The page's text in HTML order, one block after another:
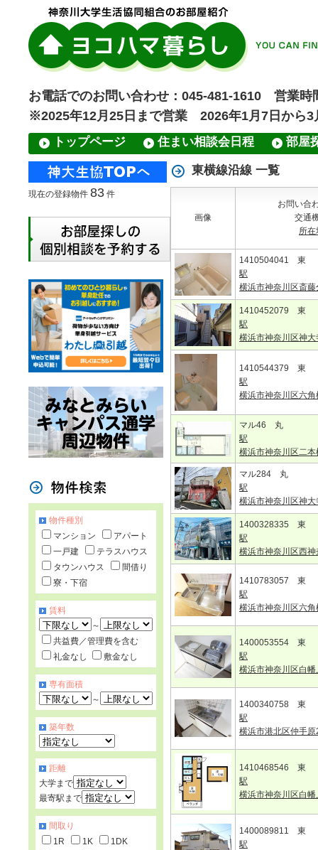
お電話でのお問い合わせ：045-481-1610 営
※2025年12月25日まで営業 2026年1月7日から
トップページ 住まい相談会日程 部屋
東横線沿線 一覧
画像
お問い合
交通
所在
1410504041 東
駅
横浜市神奈川区斎藤
1410452079 東
駅
横浜市神奈川区神
1410544379 東
駅
横浜市神奈川区六
マル46 丸
駅
横浜市神奈川区二本
マル284 丸
駅
横浜市神奈川区神大
1400328335 東
駅
横浜市神奈川区西
1410783057 東
駅
横浜市神奈川区六
1400053554 東
駅
横浜市神奈川区白幡
1400340758 東
駅
横浜市港北区仲手原
1410468546 東
駅
横浜市神奈川区白幡
1400089811 東
駅
現在の登録物件 83 件
物件種別
マンション
アパート
一戸建
テラスハウス
タウンハウス
間借り
寮・下宿
賃料
～
共益費／管理費を含む
礼金なし
敷金なし
専有面積
～
築年数
距離
大学まで
最寄駅まで
間取り
1R
1K
1DK